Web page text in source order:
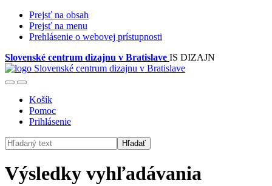
Prejsť na obsah
Prejsť na menu
Prehlásenie o webovej prístupnosti
Slovenské centrum dizajnu v Bratislave IS DIZAJN
Košík
Pomoc
Prihlásenie
Hľadať
Výsledky vyhľadávania